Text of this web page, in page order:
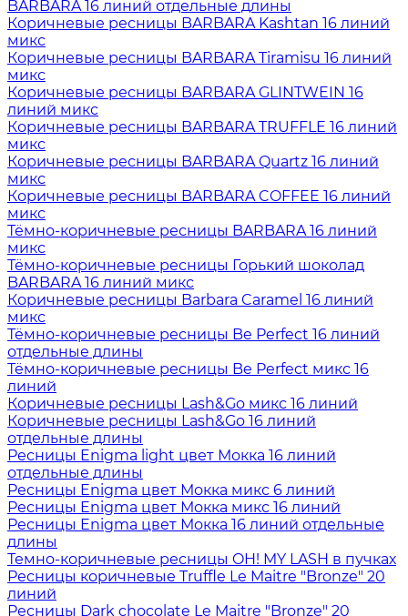
BARBARA 16 линий отдельные длины
Коричневые ресницы BARBARA Kashtan 16 линий
микс
Коричневые ресницы BARBARA Tiramisu 16 линий
микс
Коричневые ресницы BARBARA GLINTWEIN 16
линий микс
Коричневые ресницы BARBARA TRUFFLE 16 линий
микс
Коричневые ресницы BARBARA Quartz 16 линий
микс
Коричневые ресницы BARBARA COFFEE 16 линий
микс
Тёмно-коричневые ресницы BARBARA 16 линий
микс
Тёмно-коричневые ресницы Горький шоколад
BARBARA 16 линий микс
Коричневые ресницы Barbara Caramel 16 линий
микс
Тёмно-коричневые ресницы Be Perfect 16 линий
отдельные длины
Тёмно-коричневые ресницы Be Perfect микс 16
линий
Коричневые ресницы Lash&Go микс 16 линий
Коричневые ресницы Lash&Go 16 линий
отдельные длины
Ресницы Enigma light цвет Мокка 16 линий
отдельные длины
Ресницы Enigma цвет Мокка микс 6 линий
Ресницы Enigma цвет Мокка микс 16 линий
Ресницы Enigma цвет Мокка 16 линий отдельные
длины
Темно-коричневые ресницы OH! MY LASH в пучках
Ресницы коричневые Truffle Le Maitre "Bronze" 20
линий
Ресницы Dark chocolate Le Maitre "Bronze" 20